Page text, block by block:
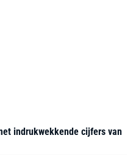
indrukwekkende cijfers van